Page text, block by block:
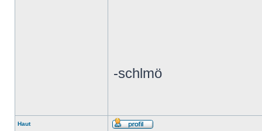
-schlmö
Haut